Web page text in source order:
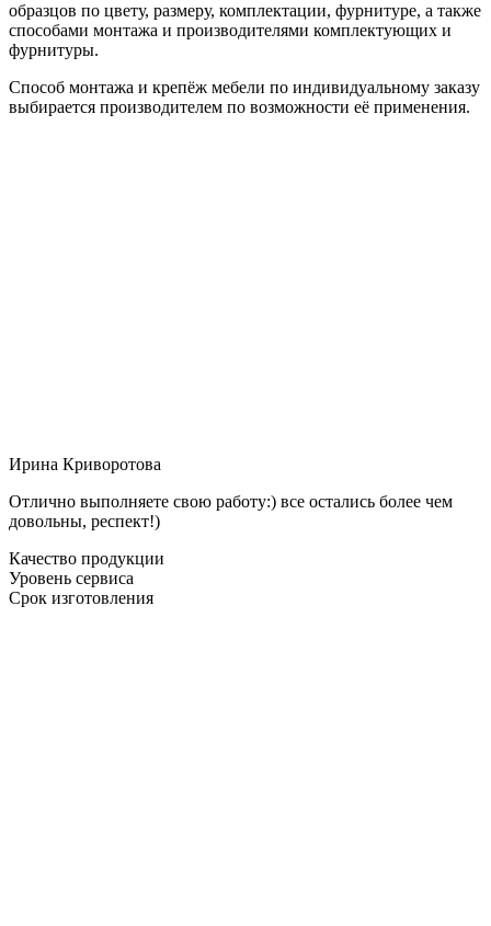
образцов по цвету, размеру, комплектации, фурнитуре, а также
способами монтажа и производителями комплектующих и
фурнитуры.
Способ монтажа и крепёж мебели по индивидуальному заказу
выбирается производителем по возможности её применения.
Ирина Криворотова
Отлично выполняете свою работу:) все остались более чем
довольны, респект!)
Качество продукции
Уровень сервиса
Срок изготовления